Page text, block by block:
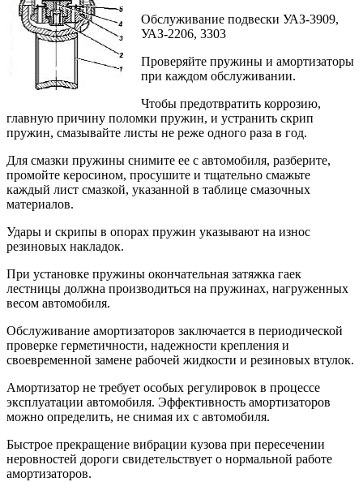
Обслуживание подвески УАЗ-3909,
УАЗ-2206, 3303
Проверяйте пружины и амортизаторы
при каждом обслуживании.
Чтобы предотвратить коррозию,
главную причину поломки пружин, и устранить скрип
пружин, смазывайте листы не реже одного раза в год.
Для смазки пружины снимите ее с автомобиля, разберите,
промойте керосином, просушите и тщательно смажьте
каждый лист смазкой, указанной в таблице смазочных
материалов.
Удары и скрипы в опорах пружин указывают на износ
резиновых накладок.
При установке пружины окончательная затяжка гаек
лестницы должна производиться на пружинах, нагруженных
весом автомобиля.
Обслуживание амортизаторов заключается в периодической
проверке герметичности, надежности крепления и
своевременной замене рабочей жидкости и резиновых втулок.
Амортизатор не требует особых регулировок в процессе
эксплуатации автомобиля. Эффективность амортизаторов
можно определить, не снимая их с автомобиля.
Быстрое прекращение вибрации кузова при пересечении
неровностей дороги свидетельствует о нормальной работе
амортизаторов.